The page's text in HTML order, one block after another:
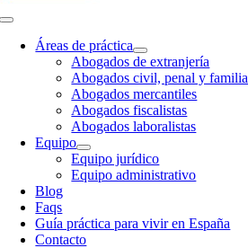
Toggle
NavigationÁreas de práctica
Abogados de extranjería
Abogados civil, penal y familia
Abogados mercantiles
Abogados fiscalistas
Abogados laboralistas
Equipo
Equipo jurídico
Equipo administrativo
Blog
Faqs
Guía práctica para vivir en España
Contacto